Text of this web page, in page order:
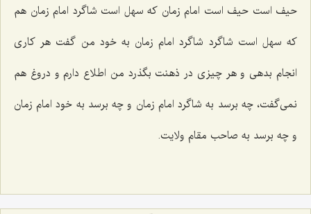
حیف است حیف است امام زمان که سهل است شاگرد امام زمان هم
که سهل است شاگرد شاگرد امام زمان به خود من گفت هر کاری
انجام بدهی و هر چیزی در ذهنت بگذرد من اطلاع دارم و دروغ هم
نمی‌گفت، چه برسد به شاگرد امام زمان و چه برسد به خود امام زمان
و چه برسد به صاحب مقام ولایت.